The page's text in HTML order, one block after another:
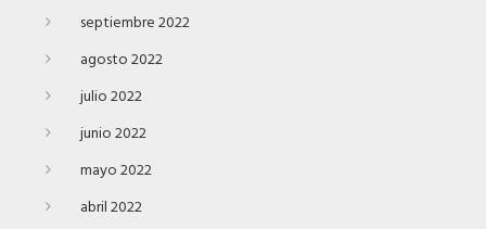
septiembre 2022
agosto 2022
julio 2022
junio 2022
mayo 2022
abril 2022